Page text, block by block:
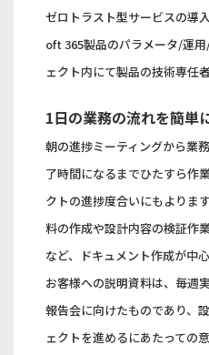
ゼロトラスト型サービスの導
oft 365製品のパラメータ/運
ェクト内にて製品の技術専任
1日の業務の流れを簡単
朝の進捗ミーティングから業
了時間になるまでひたすら作
クトの進捗度合いにもよりま
料の作成や設計内容の検証作
など、ドキュメント作成が中心
お客様への説明資料は、毎週
報告会に向けたものであり、
ェクトを進めるにあたっての